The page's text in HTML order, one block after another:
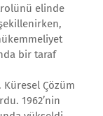
elinde
bir taraf
Küresel Çözüm
1962’nin